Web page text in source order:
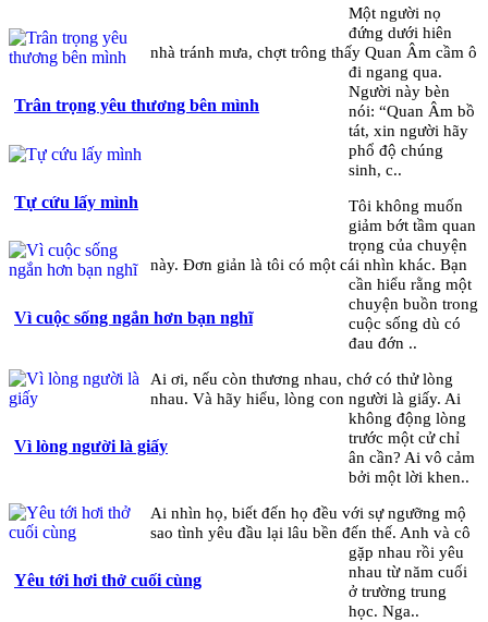
Trân trọng yêu thương bên mình
Tự cứu lấy mình
Một người nọ
đứng dưới hiên
nhà tránh mưa, chợt trông thấy Quan Âm cầm ô
đi ngang qua.
Người này bèn
nói: “Quan Âm bồ
tát, xin người hãy
phổ độ chúng
sinh, c..
Vì cuộc sống ngắn hơn bạn nghĩ
Tôi không muốn
giảm bớt tầm quan
trọng của chuyện
này. Đơn giản là tôi có một cái nhìn khác. Bạn
cần hiểu rằng một
chuyện buồn trong
cuộc sống dù có
đau đớn ..
Vì lòng người là giấy
Ai ơi, nếu còn thương nhau, chớ có thử lòng
nhau. Và hãy hiểu, lòng con người là giấy. Ai
không động lòng
trước một cử chỉ
ân cần? Ai vô cảm
bởi một lời khen..
Yêu tới hơi thở cuối cùng
Ai nhìn họ, biết đến họ đều với sự ngưỡng mộ
sao tình yêu đầu lại lâu bền đến thế. Anh và cô
gặp nhau rồi yêu
nhau từ năm cuối
ở trường trung
học. Nga..